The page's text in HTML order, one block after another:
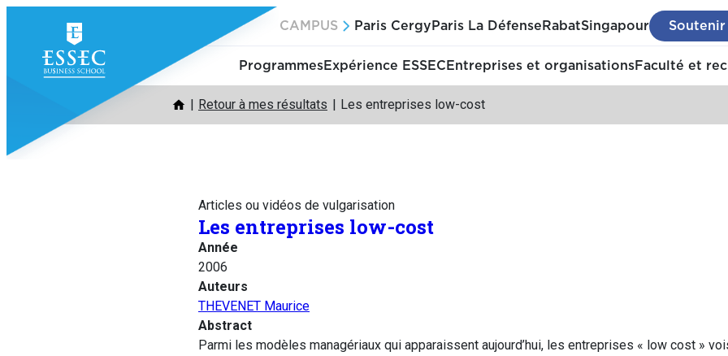
contenu
CAMPUS Paris Cergy Paris La Défense RabatSingapour Soutenir
ProgrammesExpérience ESSEC Entreprises et organisationsFaculté et
Retour à mes résultats Les entreprises low-cost
Articles ou vidéos de vulgarisation
Les entreprises low-cost
Année
2006
Auteurs
THEVENET Maurice
Abstract
Parmi les modèles managériaux qui apparaissent aujourd’hui, les entreprises « low cost »